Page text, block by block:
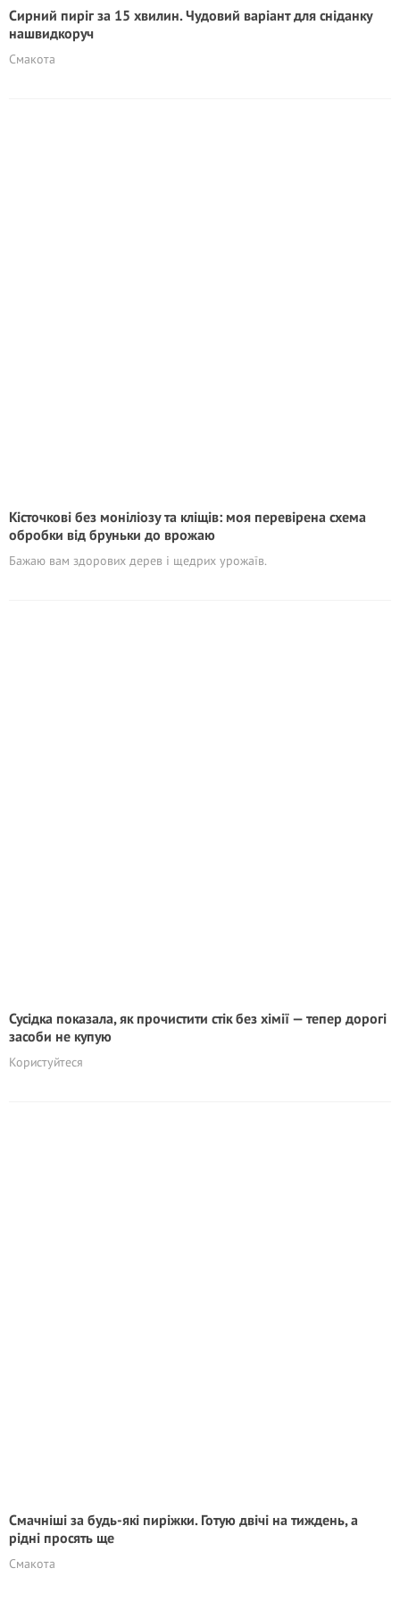
Сирний пиріг за 15 хвилин. Чудовий варіант для сніданку
нашвидкоруч
Смакота
Кісточкові без моніліозу та кліщів: моя перевірена схема
обробки від бруньки до врожаю
Бажаю вам здорових дерев і щедрих урожаїв.
Сусідка показала, як прочистити стік без хімії — тепер дорогі
засоби не купую
Користуйтеся
Смачніші за будь-які пиріжки. Готую двічі на тиждень, а
рідні просять ще
Смакота